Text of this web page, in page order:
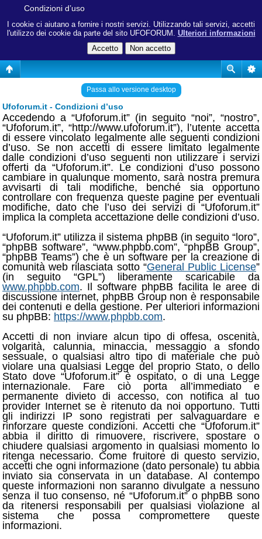
I cookie ci aiutano a fornire i nostri servizi. Utilizzando tali servizi, accetti
l'utilizzo dei cookie da parte del sito UFOFORUM. Ulteriori informazioni
Condizioni d’uso
Passa allo versione desktop
Ufoforum.it - Condizioni d’uso
Accedendo a “Ufoforum.it” (in seguito “noi”, “nostro”,
“Ufoforum.it”, “http://www.ufoforum.it”), l’utente accetta
di essere vincolato legalmente alle seguenti condizioni
d’uso. Se non accetti di essere limitato legalmente
dalle condizioni d’uso seguenti non utilizzare i servizi
offerti da “Ufoforum.it”. Le condizioni d’uso possono
cambiare in qualunque momento, sarà nostra premura
avvisarti di tali modifiche, benché sia opportuno
controllare con frequenza queste pagine per eventuali
modifiche, dato che l’uso dei servizi di “Ufoforum.it”
implica la completa accettazione delle condizioni d’uso.
“Ufoforum.it” utilizza il sistema phpBB (in seguito “loro”,
“phpBB software”, “www.phpbb.com”, “phpBB Group”,
“phpBB Teams”) che è un software per la creazione di
comunità web rilasciata sotto “General Public License”
(in seguito “GPL”) liberamente scaricabile da
www.phpbb.com. Il software phpBB facilita le aree di
discussione internet, phpBB Group non è responsabile
dei contenuti e della gestione. Per ulteriori informazioni
su phpBB: https://www.phpbb.com.
Accetti di non inviare alcun tipo di offesa, oscenità,
volgarità, calunnia, minaccia, messaggio a sfondo
sessuale, o qualsiasi altro tipo di materiale che può
violare una qualsiasi Legge del proprio Stato, o dello
Stato dove “Ufoforum.it” è ospitato, o di una Legge
internazionale. Fare ciò porta all’immediato e
permanente divieto di accesso, con notifica al tuo
provider Internet se è ritenuto da noi opportuno. Tutti
gli indirizzi IP sono registrati per salvaguardare e
rinforzare queste condizioni. Accetti che “Ufoforum.it”
abbia il diritto di rimuovere, riscrivere, spostare o
chiudere qualsiasi argomento in qualsiasi momento lo
ritenga necessario. Come fruitore di questo servizio,
accetti che ogni informazione (dato personale) tu abbia
inviato sia conservata in un database. Al contempo
queste informazioni non saranno divulgate a nessuno
senza il tuo consenso, né “Ufoforum.it” o phpBB sono
da ritenersi responsabili per qualsiasi violazione al
sistema che possa compromettere queste
informazioni.